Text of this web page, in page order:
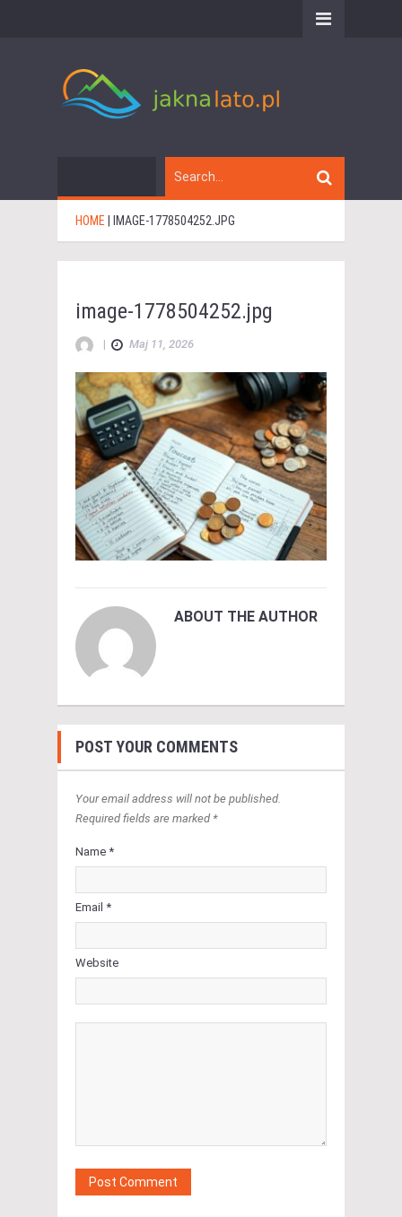
HOME IMAGE-1778504252.JPG
image-1778504252.jpg
| Maj 11, 2026
ABOUT THE AUTHOR
POST YOUR COMMENTS
Your email address will not be published.
Required fields are marked *
Name *
Email *
Website